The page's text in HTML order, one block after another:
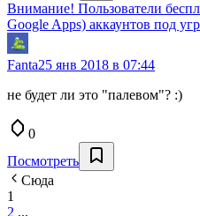
Внимание! Пользователи
Google Apps) аккаунтов под
Fanta25 янв 2018 в 07:44
не будет ли это "палевом"? :)
0
Посмотреть
Сюда
1
2 ...